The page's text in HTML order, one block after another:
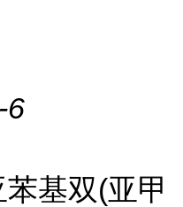
6
基双(亚甲